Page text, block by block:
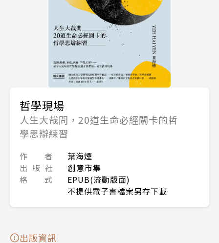
哲學現場
人生大哉問，20道生命必經關卡的哲
學思辯練習
作 者
葉海煙
出 版 社
創意市集
格 式
EPUB(流動版面)
不提供電子書檔案另存下載
出版資訊